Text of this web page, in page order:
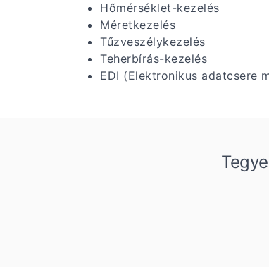
Hőmérséklet-kezelés
Méretkezelés
Tűzveszélykezelés
Teherbírás-kezelés
EDI (Elektronikus adatcsere